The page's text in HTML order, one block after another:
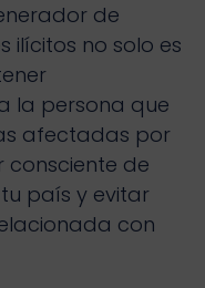
de
ilícitos no solo es
la persona que
afectadas por
consciente de
país y evitar
con